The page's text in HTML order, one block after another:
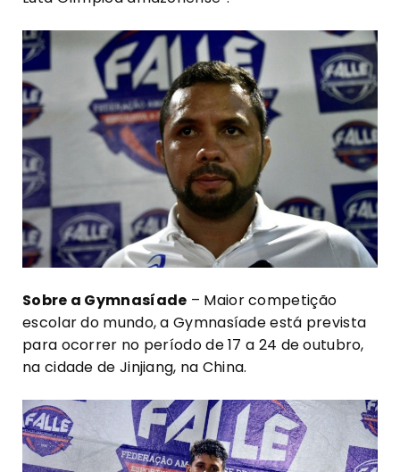
Sobre a Gymnasíade – Maior competição
escolar do mundo, a Gymnasíade está prevista
para ocorrer no período de 17 a 24 de outubro,
na cidade de Jinjiang, na China.